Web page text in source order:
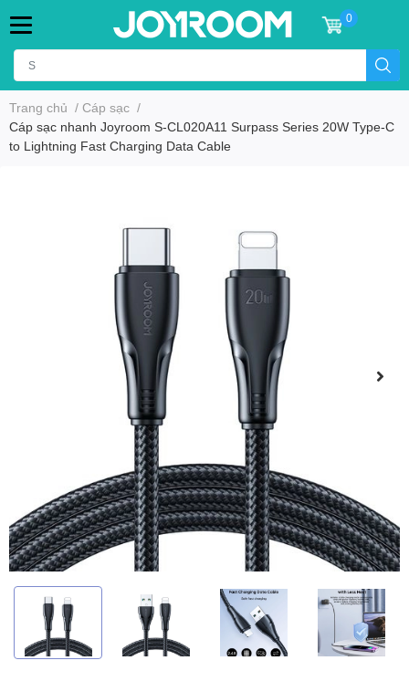
0
Trang chủ / Cáp sạc /
Cáp sạc nhanh Joyroom S-CL020A11 Surpass Series 20W Type-C
to Lightning Fast Charging Data Cable